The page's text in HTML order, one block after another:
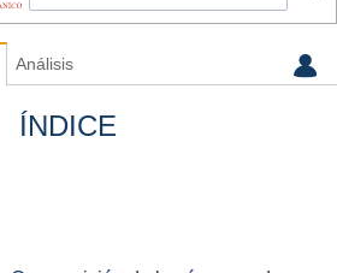
Análisis
ÍNDICE